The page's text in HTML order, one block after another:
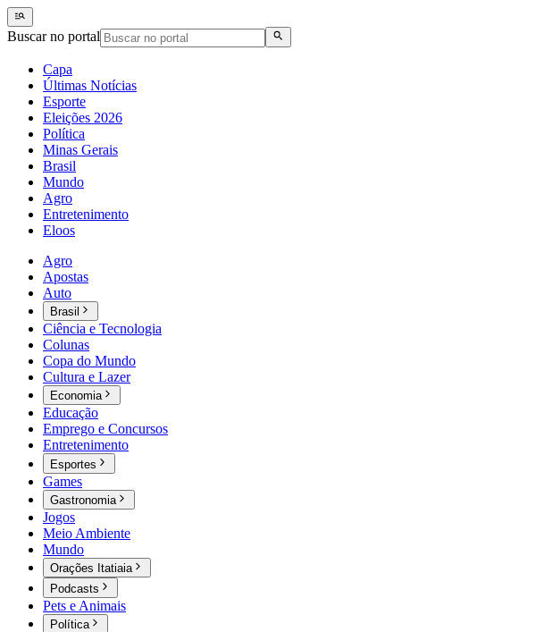
Buscar no portal
Capa
Últimas Notícias
Esporte
Eleições 2026
Política
Minas Gerais
Brasil
Mundo
Agro
Entretenimento
Eloos
Agro
Apostas
Auto
Brasil
Ciência e Tecnologia
Colunas
Copa do Mundo
Cultura e Lazer
Economia
Educação
Emprego e Concursos
Entretenimento
Esportes
Games
Gastronomia
Jogos
Meio Ambiente
Mundo
Orações Itatiaia
Podcasts
Pets e Animais
Política